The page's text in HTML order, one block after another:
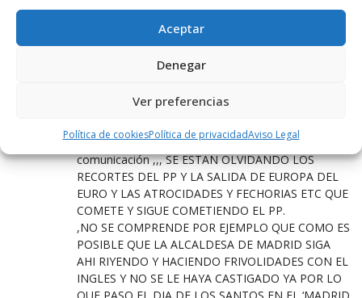
Aceptar
Denegar
Ver preferencias
Política de cookiesPolítica de privacidadAviso Legal
PP Y LO QUE HACE EL PP ES LO QUE HACE
BARCENAS Y ENTODO CASO PECARIA DE
INEPTITUD LA COSPEDAL QUE COMO
SECRETARIA NACIONAL DEL PP TENIA QUE
HABER SUPERVISADO SUS CUENTAS Y
ESTA ES SUSCINTAMENT LA DEDUCCION LOGICA
DISCUSIONES INUTILES Y DE LOS MEDIOS DE
comunicación ,,, SE ESTAN OLVIDANDO LOS
RECORTES DEL PP Y LA SALIDA DE EUROPA DEL
EURO Y LAS ATROCIDADES Y FECHORIAS ETC QUE
COMETE Y SIGUE COMETIENDO EL PP.
,NO SE COMPRENDE POR EJEMPLO QUE COMO ES
POSIBLE QUE LA ALCALDESA DE MADRID SIGA
AHI RIYENDO Y HACIENDO FRIVOLIDADES CON EL
INGLES Y NO SE LE HAYA CASTIGADO YA POR LO